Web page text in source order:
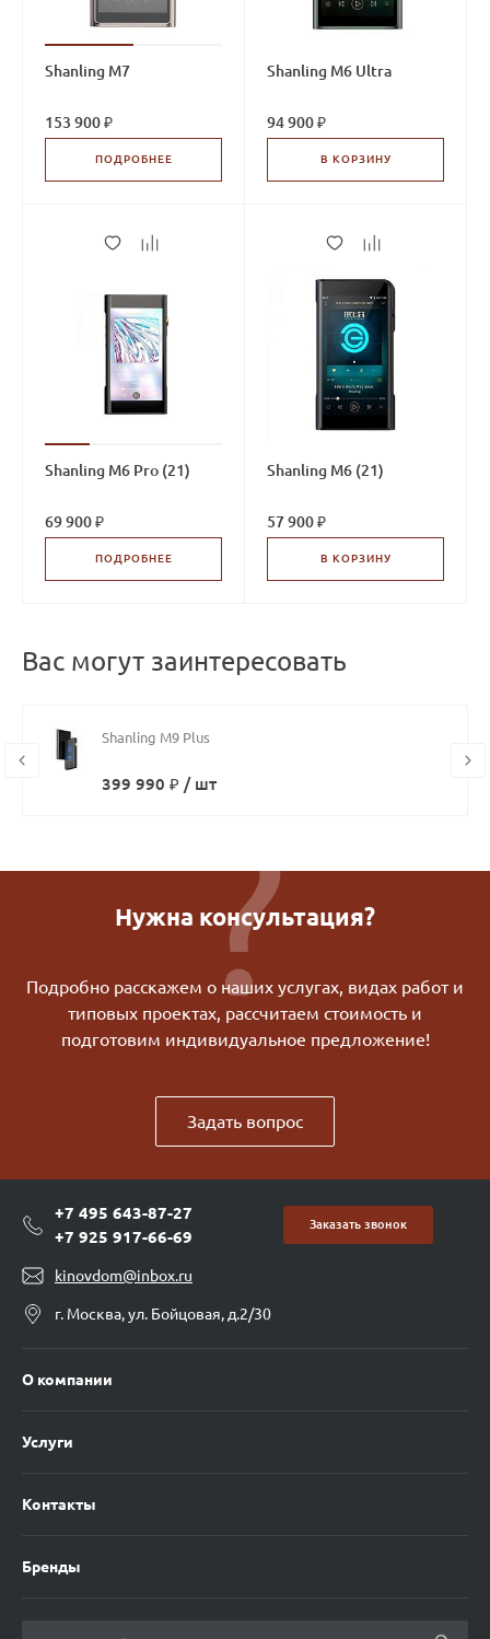
Shanling M7
153 900 ₽
ПОДРОБНЕЕ
Shanling M6 Ultra
94 900 ₽
В КОРЗИНУ
Shanling M6 Pro (21)
69 900 ₽
ПОДРОБНЕЕ
Shanling M6 (21)
57 900 ₽
В КОРЗИНУ
Вас могут заинтересовать
Shanling M9 Plus
399 990 ₽ / шт
Нужна консультация?
Подробно расскажем о наших услугах, видах работ и
типовых проектах, рассчитаем стоимость и
подготовим индивидуальное предложение!
Задать вопрос
+7 495 643-87-27
+7 925 917-66-69
Заказать звонок
kinovdom@inbox.ru
г. Москва, ул. Бойцовая, д.2/30
О компании
Услуги
Контакты
Бренды